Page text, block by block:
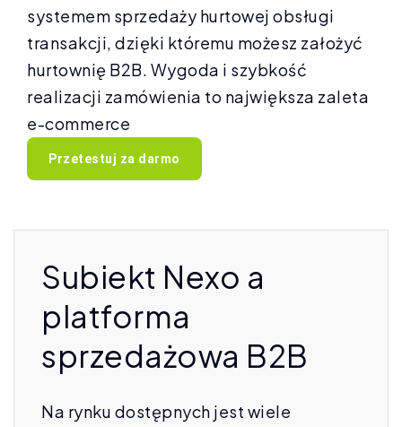
systemem sprzedaży hurtowej obsługi
transakcji, dzięki któremu możesz założyć
hurtownię B2B. Wygoda i szybkość
realizacji zamówienia to największa zaleta
e-commerce
Przetestuj za darmo
Subiekt Nexo a
platforma
sprzedażowa B2B
Na rynku dostępnych jest wiele